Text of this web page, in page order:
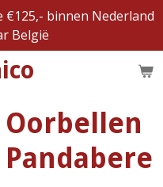
€125,- binnen Nederland
België
Oorbellen
Pandabere